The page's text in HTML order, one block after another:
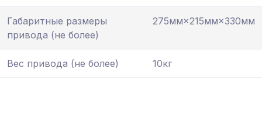
Габаритные размеры
привода (не более)
275мм×215мм×330мм
Вес привода (не более) 10кг